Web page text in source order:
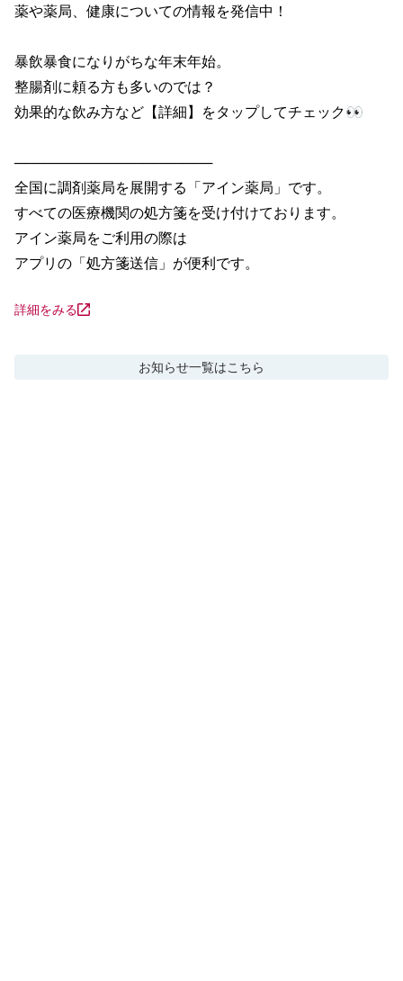
薬や薬局、健康についての情報を発信中！
暴飲暴食になりがちな年末年始。
整腸剤に頼る方も多いのでは？
効果的な飲み方など【詳細】をタップしてチェック👀
────────────────────
全国に調剤薬局を展開する「アイン薬局」です。
すべての医療機関の処方箋を受け付けております。
アイン薬局をご利用の際は
アプリの「処方箋送信」が便利です。
詳細をみる
お知らせ一覧はこちら